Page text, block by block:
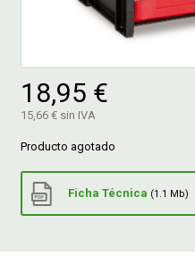
18,95 €
15,66 € sin IVA
Producto agotado
Ficha Técnica (1.1 Mb)